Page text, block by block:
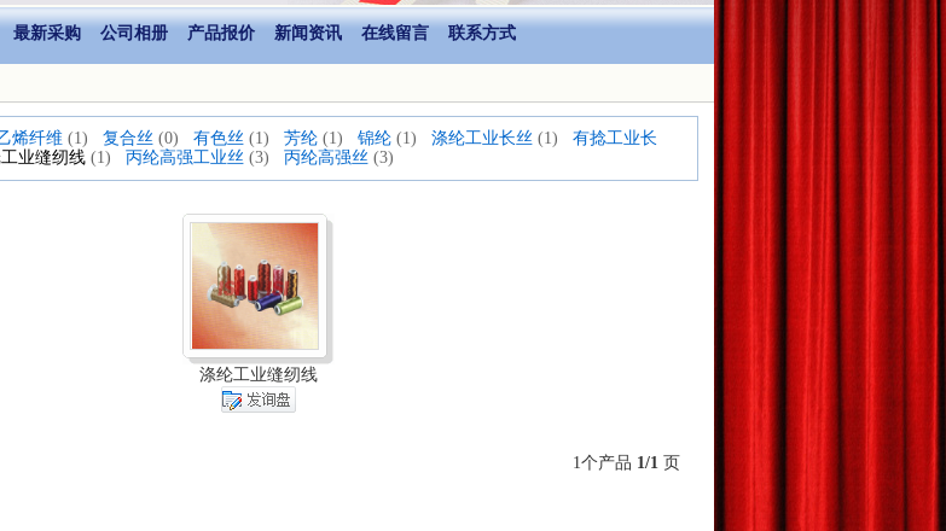
最新采购 公司相册 产品报价 新闻资讯 在线留言 联系方式
烯纤维 (1) 复合丝 (0) 有色丝 (1) 芳纶 (1) 锦纶 (1) 涤纶工业长丝 (1)
有捻工业长
业缝纫线 (1) 丙纶高强工业丝 (3) 丙纶高强丝 (3)
涤纶工业缝纫线
1个产品 1/1页